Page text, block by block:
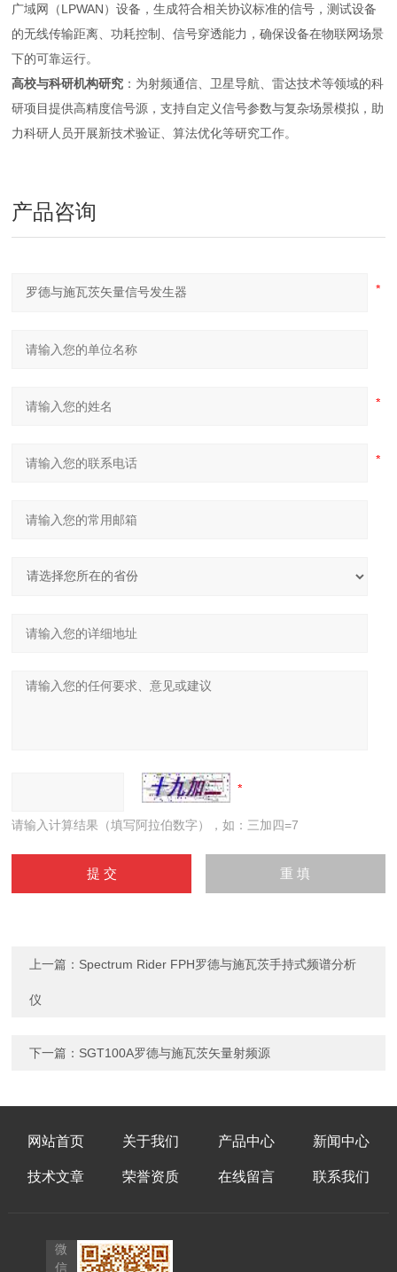
广域网（LPWAN）设备，生成符合相关协议标准的信号，测试设备
的无线传输距离、功耗控制、信号穿透能力，确保设备在物联网场景
下的可靠运行。
高校与科研机构研究 ：为射频通信、卫星导航、雷达技术等领域的科
研项目提供高精度信号源，支持自定义信号参数与复杂场景模拟，助
力科研人员开展新技术验证、算法优化等研究工作。
产品咨询
请输入计算结果（填写阿拉伯数字），如：三加四=7
上一篇： Spectrum Rider FPH罗德与施瓦茨手持式频谱分析
仪
下一篇： SGT100A罗德与施瓦茨矢量射频源
网站首页 关于我们 产品中心 新闻中心
技术文章 荣誉资质 在线留言 联系我们
微
信